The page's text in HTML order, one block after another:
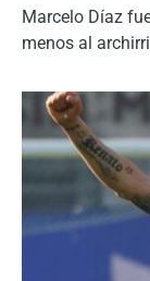
Marcelo Díaz
menos al